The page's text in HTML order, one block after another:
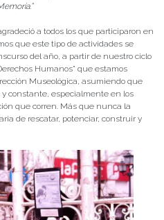
a todos los que participaron en
que este tipo de actividades se
del año, a partir de nuestro ciclo
Humanos” que estamos
Museológica, asumiendo que
constante, especialmente en los
que corren. Más que nunca la
de rescatar, potenciar, construir y